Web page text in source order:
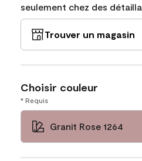
seulement chez des
Trouver un magasin
Choisir couleur
* Requis
Granit Rose 1264